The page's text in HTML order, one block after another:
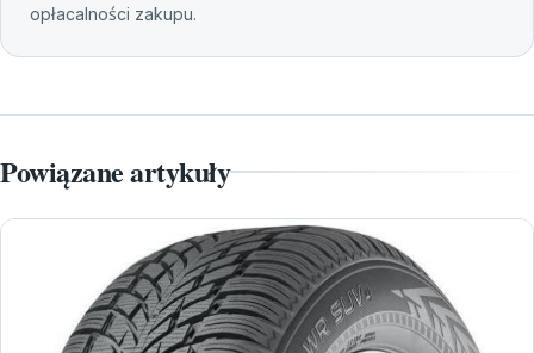
opłacalności zakupu.
Powiązane artykuły